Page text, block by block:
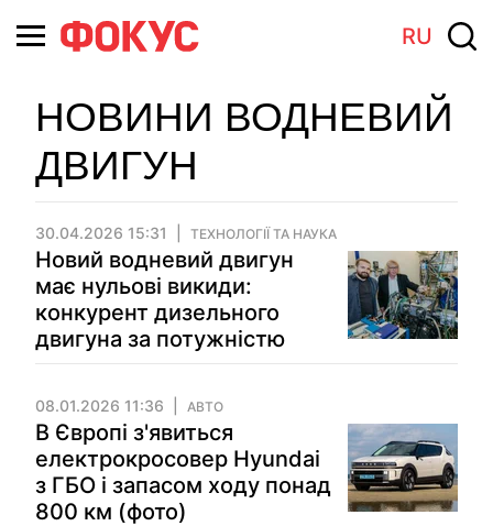
RU
НОВИНИ ВОДНЕВИЙ
ДВИГУН
30.04.2026 15:31 ТЕХНОЛОГІЇ ТА НАУКА
Новий водневий двигун
має нульові викиди:
конкурент дизельного
двигуна за потужністю
08.01.2026 11:36 АВТО
В Європі з'явиться
електрокросовер Hyundai
з ГБО і запасом ходу понад
800 км (фото)